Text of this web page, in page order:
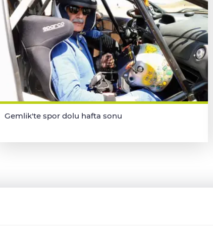
Gemlik'te spor dolu hafta sonu